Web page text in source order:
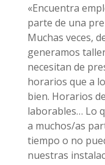
«Encuentra
parte de una
Muchas veces,
generamos
necesitan de
horarios que a
bien. Horarios
laborables… Lo
a muchos/as
tiempo o no
nuestras